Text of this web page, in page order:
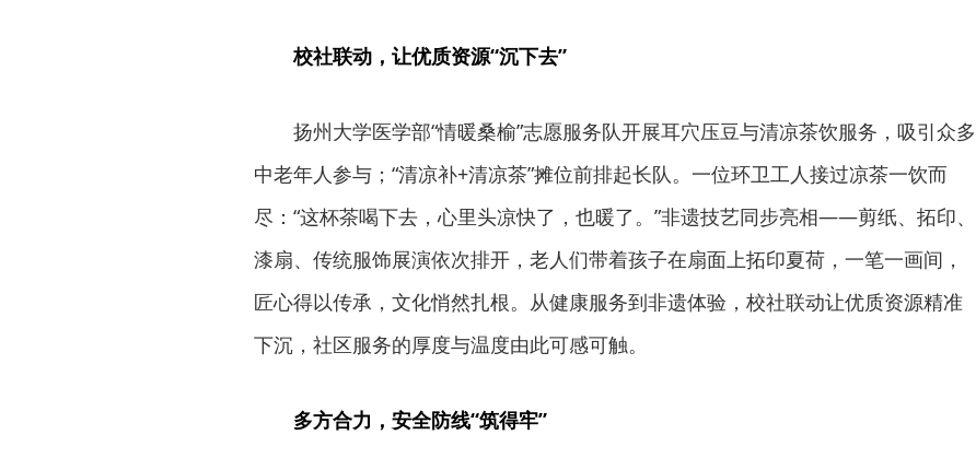
校社联动，让优质资源“沉下去”
扬州大学医学部“情暖桑榆”志愿服务队开展耳穴压豆与清凉茶饮服务，吸引众多
中老年人参与；“清凉补+清凉茶”摊位前排起长队。一位环卫工人接过凉茶一饮而
尽：“这杯茶喝下去，心里头凉快了，也暖了。”非遗技艺同步亮相——剪纸、拓印、
漆扇、传统服饰展演依次排开，老人们带着孩子在扇面上拓印夏荷，一笔一画间，
匠心得以传承，文化悄然扎根。从健康服务到非遗体验，校社联动让优质资源精准
下沉，社区服务的厚度与温度由此可感可触。
多方合力，安全防线“筑得牢”